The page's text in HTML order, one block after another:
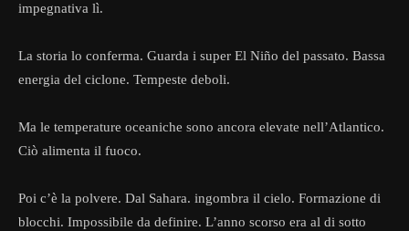
impegnativa lì.
La storia lo conferma. Guarda i super El Niño del passato. Bassa
energia del ciclone. Tempeste deboli.
Ma le temperature oceaniche sono ancora elevate nell’Atlantico.
Ciò alimenta il fuoco.
Poi c’è la polvere. Dal Sahara. ingombra il cielo. Formazione di
blocchi. Impossibile da definire. L’anno scorso era al di sotto